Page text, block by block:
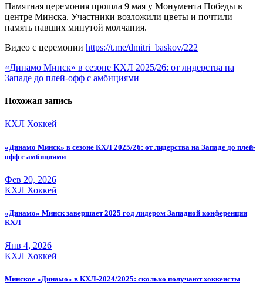
Памятная церемония прошла 9 мая у Монумента Победы в
центре Минска. Участники возложили цветы и почтили
память павших минутой молчания.
Видео с церемонии https://t.me/dmitri_baskov/222
Навигация
по
записям
«Динамо Минск» в сезоне КХЛ 2025/26: от лидерства на
Западе до плей-офф с амбициями
Похожая запись
КХЛ Хоккей
«Динамо Минск» в сезоне КХЛ 2025/26: от лидерства на Западе до плей-
офф с амбициями
Фев 20, 2026
КХЛ Хоккей
«Динамо» Минск завершает 2025 год лидером Западной конференции
КХЛ
Янв 4, 2026
КХЛ Хоккей
Минское «Динамо» в КХЛ-2024/2025: сколько получают хоккеисты